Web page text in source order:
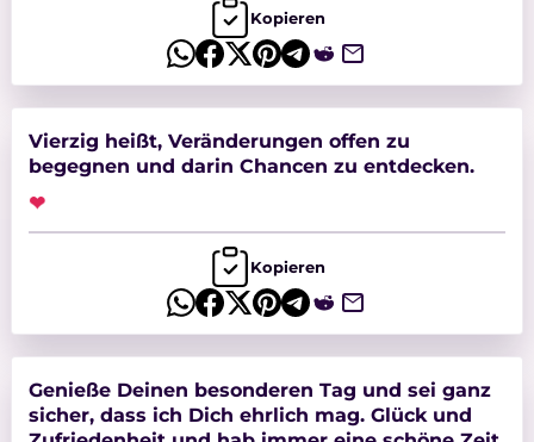
Kopieren
Vierzig heißt, Veränderungen offen zu
begegnen und darin Chancen zu entdecken.
❤
Kopieren
Genieße Deinen besonderen Tag und sei ganz
sicher, dass ich Dich ehrlich mag. Glück und